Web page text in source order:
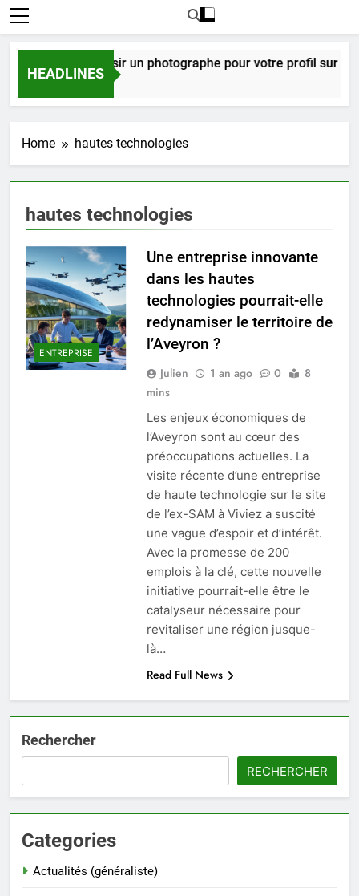
HEADLINES
Comment choisir un photographe pour votre profil sur un
2 Semaines Ago
Home hautes technologies
hautes technologies
ENTREPRISE
Une entreprise innovante
dans les hautes
technologies pourrait-elle
redynamiser le territoire de
l’Aveyron ?
Julien 1 an ago 0
8
mins
Les enjeux économiques de
l’Aveyron sont au cœur des
préoccupations actuelles. La
visite récente d’une entreprise
de haute technologie sur le site
de l’ex-SAM à Viviez a suscité
une vague d’espoir et d’intérêt.
Avec la promesse de 200
emplois à la clé, cette nouvelle
initiative pourrait-elle être le
catalyseur nécessaire pour
revitaliser une région jusque-
là…
Read Full News
Rechercher
RECHERCHER
Categories
Actualités (généraliste)